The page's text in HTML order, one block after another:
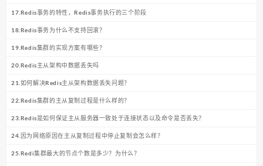
17.Redis事务的特性，Redis事务执行的三个阶段
18.Redis事务为什么不支持回滚？
19.Redis集群的实现方案有哪些？
20.Redis主从架构中数据丢失吗
21.如何解决Redis主从架构数据丢失问题？
22.Redis集群的主从复制过程是什么样的？
23.Redis是如何保证主从服务器一致处于连接状态以及命令是否丢失？
24.因为网络原因在主从复制过程中停止复制会怎么样？
25.Redi集群最大的节点个数是多少？为什么？